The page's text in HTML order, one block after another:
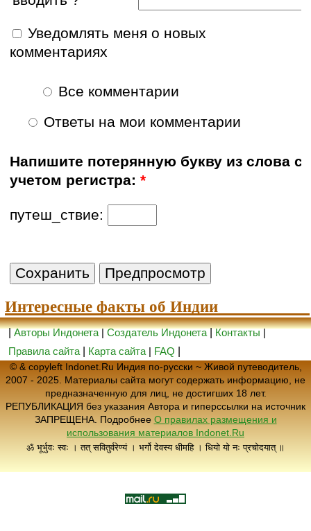
Уведомлять меня о новых
комментариях
Все комментарии
Ответы на мои комментарии
Напишите потерянную букву из слова с
учетом регистра:*
путеш_ствие:
Интересные факты об Индии
|Авторы Индонета|Создатель Индонета|Контакты|
Правила сайта
Карта сайта | FAQ
© & copyleft Indonet.Ru Индия по-русски ~ Живой путеводитель,
2007 - 2025. Материалы сайта могут содержать информацию, не
предназначенную для лиц, не достигших 18 лет.
РЕПУБЛИКАЦИЯ без указания Автора и гиперссылки на источник
ЗАПРЕЩЕНА. Подробнее О правилах размещения и
использования материалов Indonet.Ru
ॐ भूर्भुवः स्वः । तत् सवितुर्वरेण्यं । भर्गो देवस्य धीमहि । धियो यो नः प्रचोदयात् ॥